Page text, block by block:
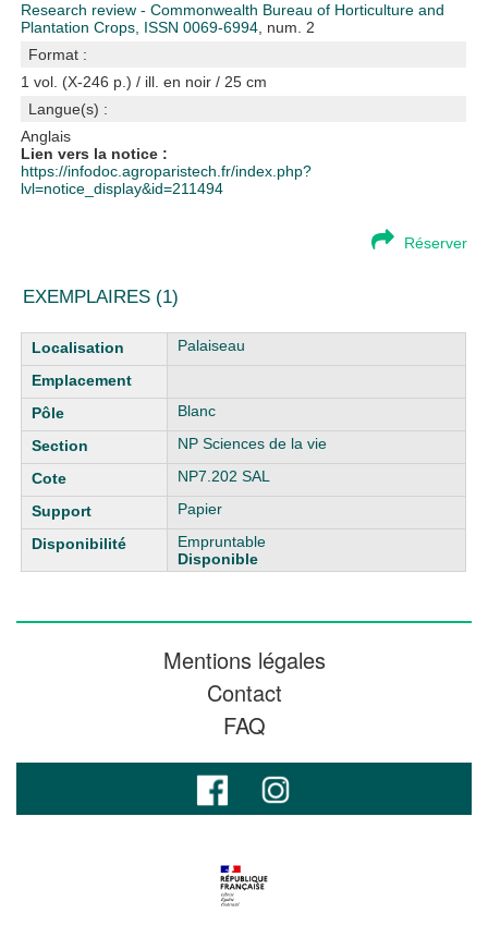
Research review - Commonwealth Bureau of Horticulture and
Plantation Crops, ISSN 0069-6994 , num. 2
Format :
1 vol. (X-246 p.) / ill. en noir / 25 cm
Langue(s) :
Anglais
Lien vers la notice :
https://infodoc.agroparistech.fr/index.php?
lvl=notice_display&id=211494
Réserver
EXEMPLAIRES (1)
Liste des exemplaires Palaiseau
Blanc
NP Sciences de la vie
NP7.202 SAL
Papier
Empruntable
Disponible
Mentions légales
Contact
FAQ